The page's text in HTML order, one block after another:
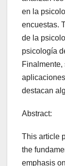
en la
encuestas.
de la
psicología
destacan
Abstract:
This article
the
emphasis